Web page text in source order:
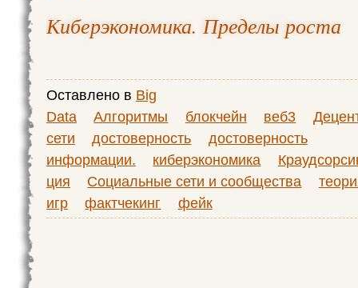
Киберэкономика. Пределы роста
Оставлено в Big
Data
Алгоритмы блокчейн веб3
сети
достоверность
достоверность
информации.
киберэкономика
ция
Социальные сети и сообщества
игр
фактчекинг фейк